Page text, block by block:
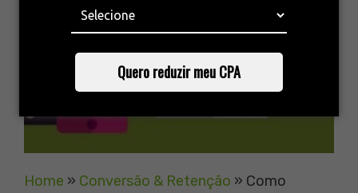
Quero reduzir meu CPA
Home » Conversão & Retenção » Como